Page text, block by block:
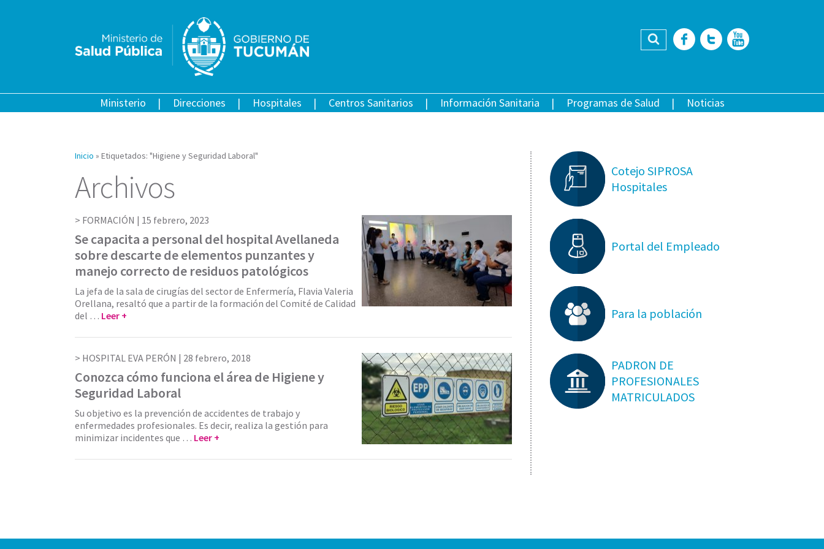
Buscar Facebook
Twitter
Ministerio Direcciones Hospitales Centros Sanitarios Información Sanitaria Programas de Salud Noticias
Inicio » Etiquetados: "Higiene y Seguridad Laboral"
Archivos
FORMACIÓN | 15 febrero, 2023
Se capacita a personal del hospital Avellaneda
sobre descarte de elementos punzantes y
manejo correcto de residuos patológicos
La jefa de la sala de cirugías del sector de Enfermería, Flavia Valeria
Orellana, resaltó que a partir de la formación del Comité de Calidad
del … Leer +
HOSPITAL EVA PERÓN | 28 febrero, 2018
Conozca cómo funciona el área de Higiene y
Seguridad Laboral
Su objetivo es la prevención de accidentes de trabajo y
enfermedades profesionales. Es decir, realiza la gestión para
minimizar incidentes que … Leer +
Cotejo SIPROSA
Hospitales
Portal del Empleado
Para la población
PADRON DE
PROFESIONALES
MATRICULADOS